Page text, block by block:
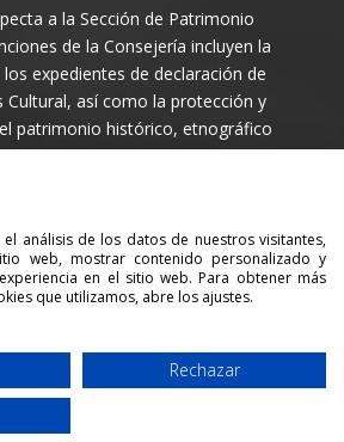
a la Sección de Patrimonio
de la Consejería incluyen la
expedientes de declaración de
Cultural, así como la protección y
patrimonio histórico, etnográfico
de la Isla en todas sus variantes.
y Patrimonio del Cabildo Insular
/Aviso legal
análisis de los datos de nuestros visitantes,
web, mostrar contenido personalizado y
en el sitio web. Para obtener más
que utilizamos, abre los ajustes.
Rechazar